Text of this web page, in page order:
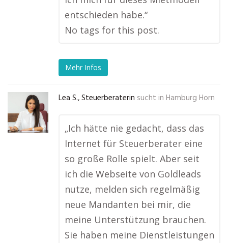
entschieden habe.“
No tags for this post.
Mehr Infos
Lea S., Steuerberaterin sucht in Hamburg Horn
„Ich hätte nie gedacht, dass das
Internet für Steuerberater eine
so große Rolle spielt. Aber seit
ich die Webseite von Goldleads
nutze, melden sich regelmäßig
neue Mandanten bei mir, die
meine Unterstützung brauchen.
Sie haben meine Dienstleistungen